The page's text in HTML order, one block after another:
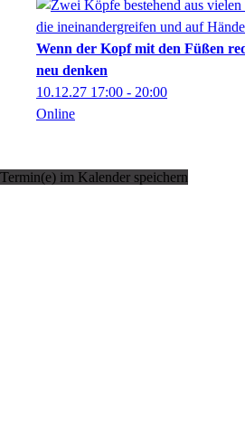
Wenn der Kopf mit den Füßen
neu denken
10.12.27 17:00 - 20:00
Online
Termin(e) im Kalender speichern